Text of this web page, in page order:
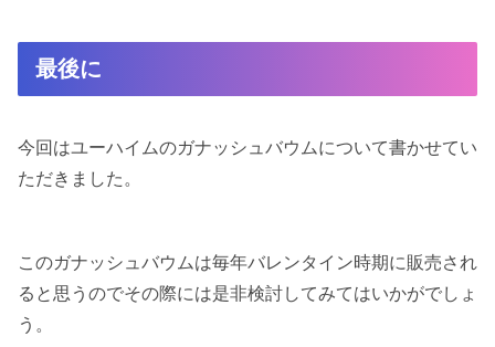
最後に
今回はユーハイムのガナッシュバウムについて書かせてい
ただきました。
このガナッシュバウムは毎年バレンタイン時期に販売され
ると思うのでその際には是非検討してみてはいかがでしょ
う。